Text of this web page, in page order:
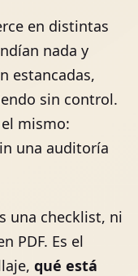
en distintas
nada y
estancadas,
sin control.
mismo:
una auditoría
una checklist, ni
PDF. Es el
qué está